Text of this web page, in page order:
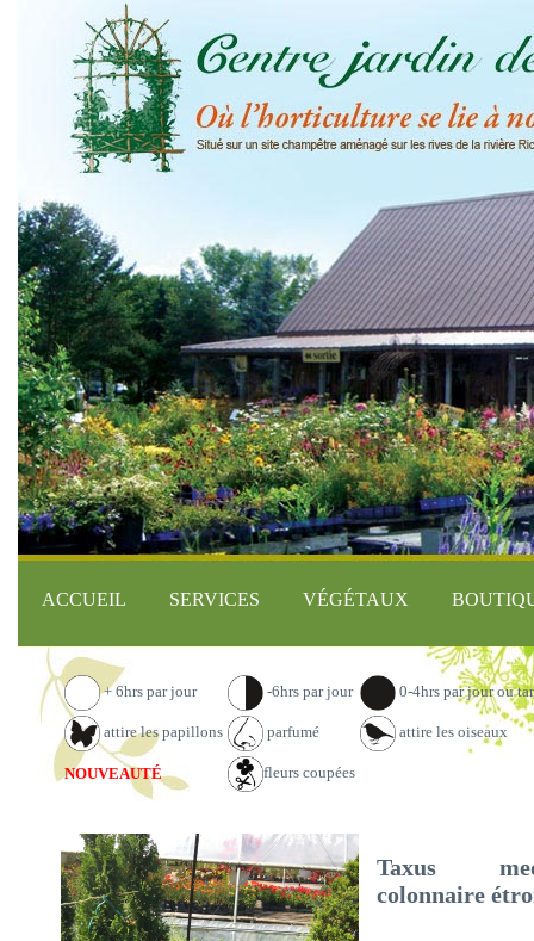
ACCUEIL SERVICES VÉGÉTAUX
+ 6hrs par jour -6hrs par jour 0-4hrs par jour ou
attire les papillons parfumé attire les oiseaux
NOUVEAUTÉ fleurs coupées
Taxus
colonnaire